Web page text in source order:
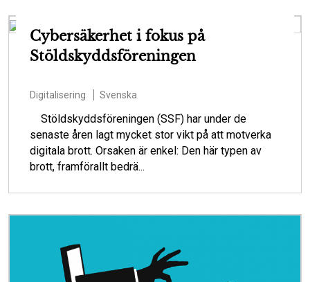
Cybersäkerhet i fokus på
Stöldskyddsföreningen
Digitalisering Svenska
Stöldskyddsföreningen (SSF) har under de
senaste åren lagt mycket stor vikt på att motverka
digitala brott. Orsaken är enkel: Den här typen av
brott, framförallt bedrä...